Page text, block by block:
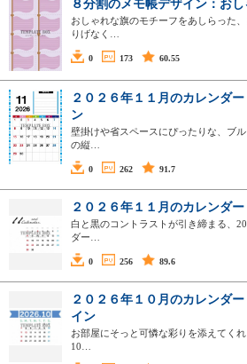
８分割のメモ帳デザイン：お
おしゃれな旗のモチーフをあしらった
りげなく…
0 173 60.55
２０２６年１１月のカレンダ
ン
壁掛けや省スペースにぴったりな、ブ
の縦…
0 262 91.7
２０２６年１１月のカレンダ
白と黒のコントラストが引き締まる、
ダー…
0 256 89.6
２０２６年１０月のカレンダ
イン
お部屋にそっと可憐な彩りを添えてく
10…